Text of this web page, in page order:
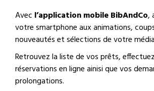
Avec l’application mobile BibAndCo,
votre smartphone aux animations,
nouveautés et sélections de votre
Retrouvez la liste de vos prêts,
réservations en ligne ainisi que vos
prolongations.